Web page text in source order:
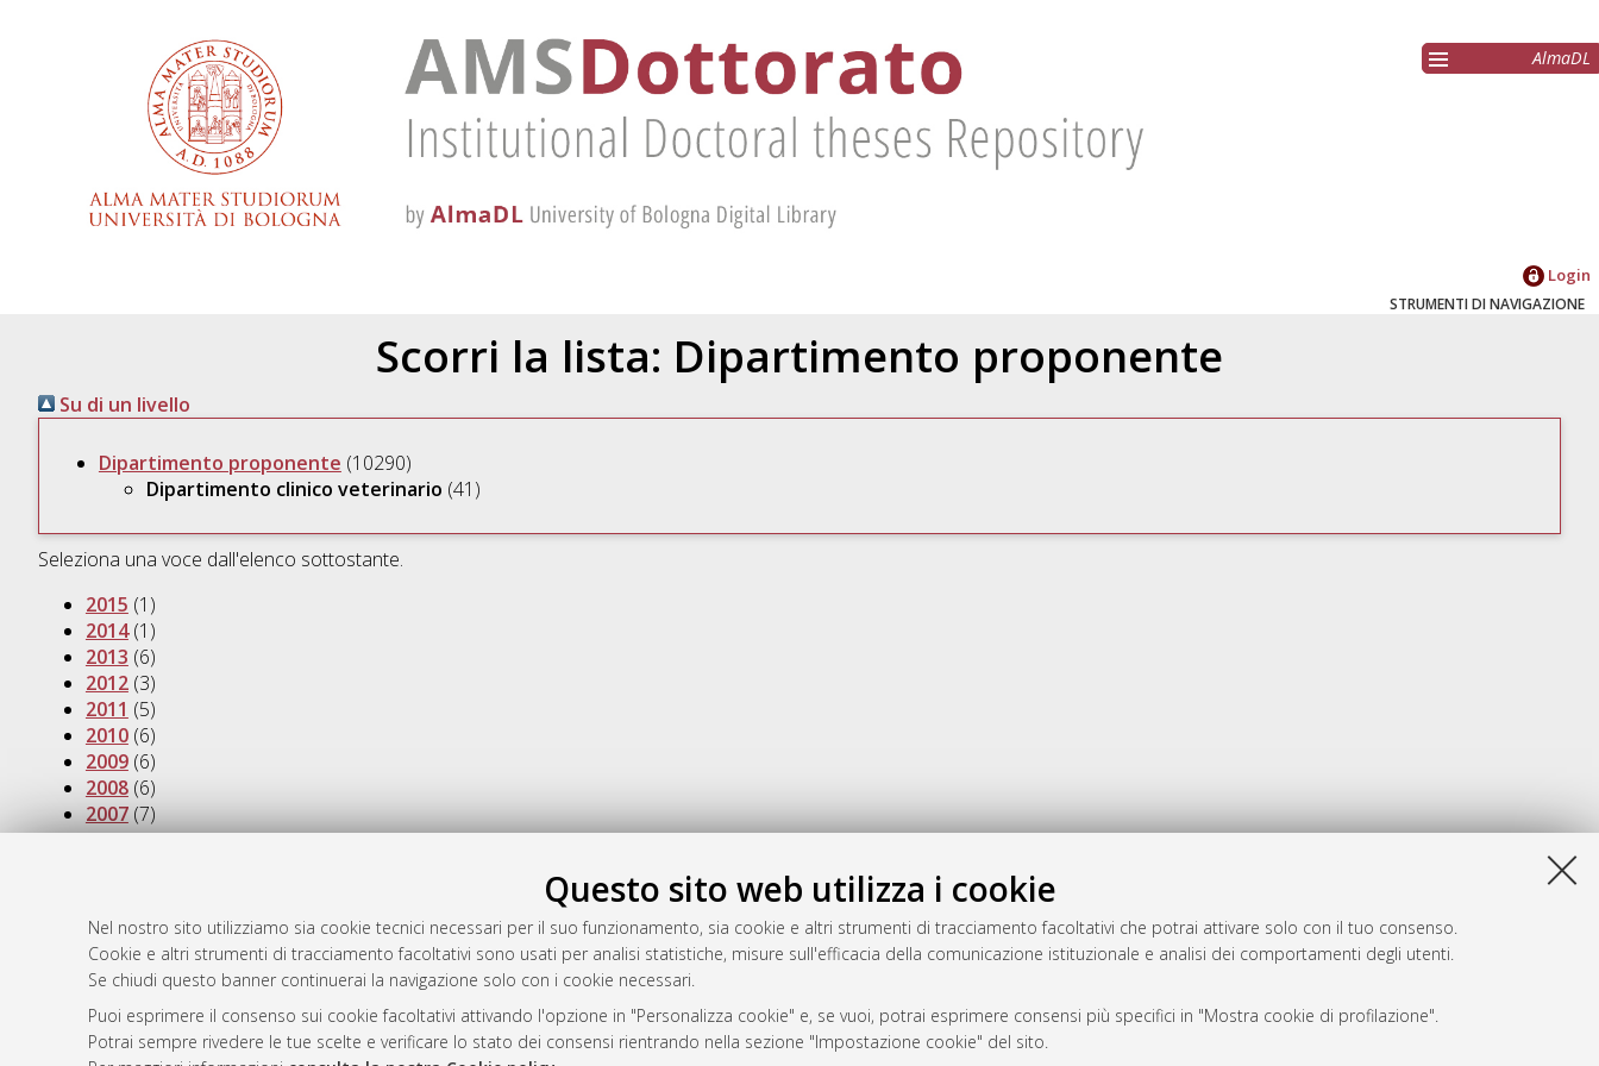
Questo sito web utilizza i cookie
Nel nostro sito utilizziamo sia cookie tecnici necessari per il suo funzionamento, sia cookie e altri strumenti di tracciamento facoltativi che potrai attivare solo con il tuo consenso.
Cookie e altri strumenti di tracciamento facoltativi sono usati per analisi statistiche, misure sull'efficacia della comunicazione istituzionale e analisi dei comportamenti degli utenti.
Se chiudi questo banner continuerai la navigazione solo con i cookie necessari.
Puoi esprimere il consenso sui cookie facoltativi attivando l'opzione in "Personalizza cookie" e, se vuoi, potrai esprimere consensi più specifici in "Mostra cookie di profilazione".
Potrai sempre rivedere le tue scelte e verificare lo stato dei consensi rientrando nella sezione "Impostazione cookie" del sito.
AlmaDL
Login
STRUMENTI DI NAVIGAZIONE
Scorri la lista: Dipartimento proponente
Su di un livello
Dipartimento proponente (10290)
Dipartimento clinico veterinario (41)
Seleziona una voce dall'elenco sottostante.
2015 (1)
2014(1)
2013 (6)
2012(3)
2011 (5)
2010(6)
2009(6)
2008(6)
2007(7)
Rss 2.0
AMS Dottorato
ISSN: 2038-7946
Servizio implementato e gestito daAlmaDL
Impostazioni Cookie
Informativa sulla privacy
Condizioni d’uso del sito